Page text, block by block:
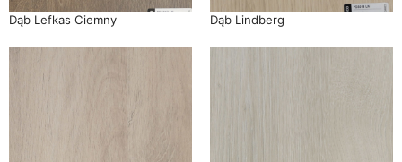
Dąb Lefkas Ciemny Dąb Lindberg